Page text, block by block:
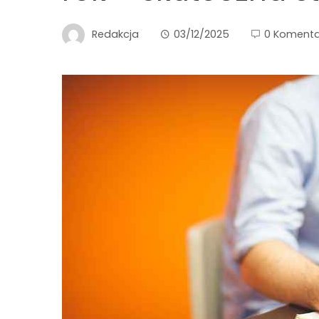
Redakcja 03/12/2025 0